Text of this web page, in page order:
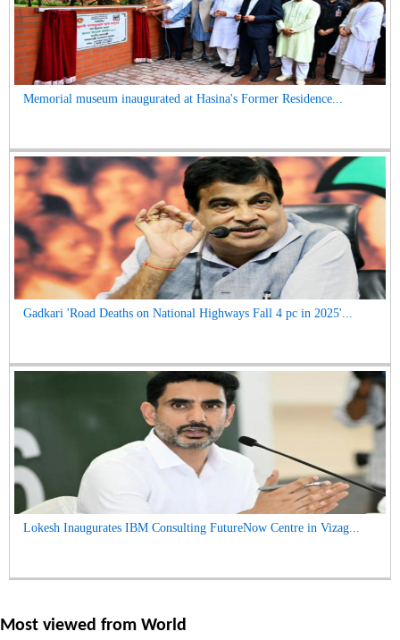
Memorial museum inaugurated at Hasina's Former Residence...
Gadkari 'Road Deaths on National Highways Fall 4 pc in 2025'...
Lokesh Inaugurates IBM Consulting FutureNow Centre in Vizag...
Most viewed from World